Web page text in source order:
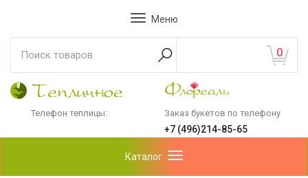
Меню
0
Телефон теплицы: Заказ букетов по телефону
+7 (496)214-85-65
Каталог